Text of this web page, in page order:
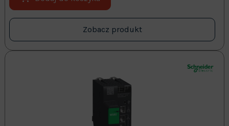
Zobacz produkt